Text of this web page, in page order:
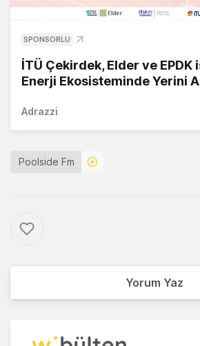
SPONSORLU
İTÜ Çekirdek, Elder ve
Enerji Ekosisteminde Yerini
Adrazzi
Poolside Fm
Yorum Yaz